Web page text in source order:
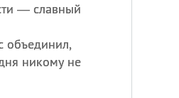
— славный
объединил,
никому не